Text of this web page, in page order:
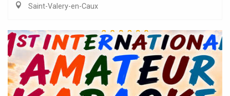
Saint-Valery-en-Caux